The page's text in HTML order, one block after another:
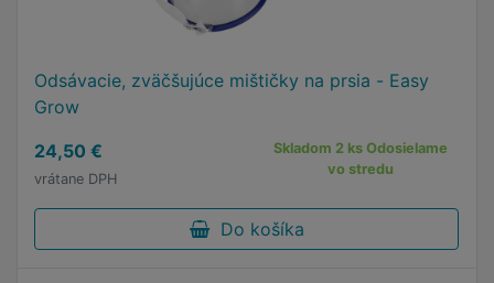
Odsávacie, zväčšujúce mištičky na prsia - Easy
Grow
24,50 €
vrátane DPH
Skladom 2 ks Odosielame
vo stredu
Do košíka